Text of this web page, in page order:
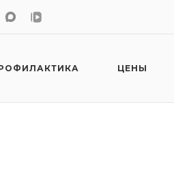
ЦЕНЫ